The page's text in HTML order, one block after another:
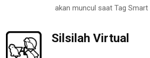
akan muncul saat Tag Smart
Silsilah Virtual